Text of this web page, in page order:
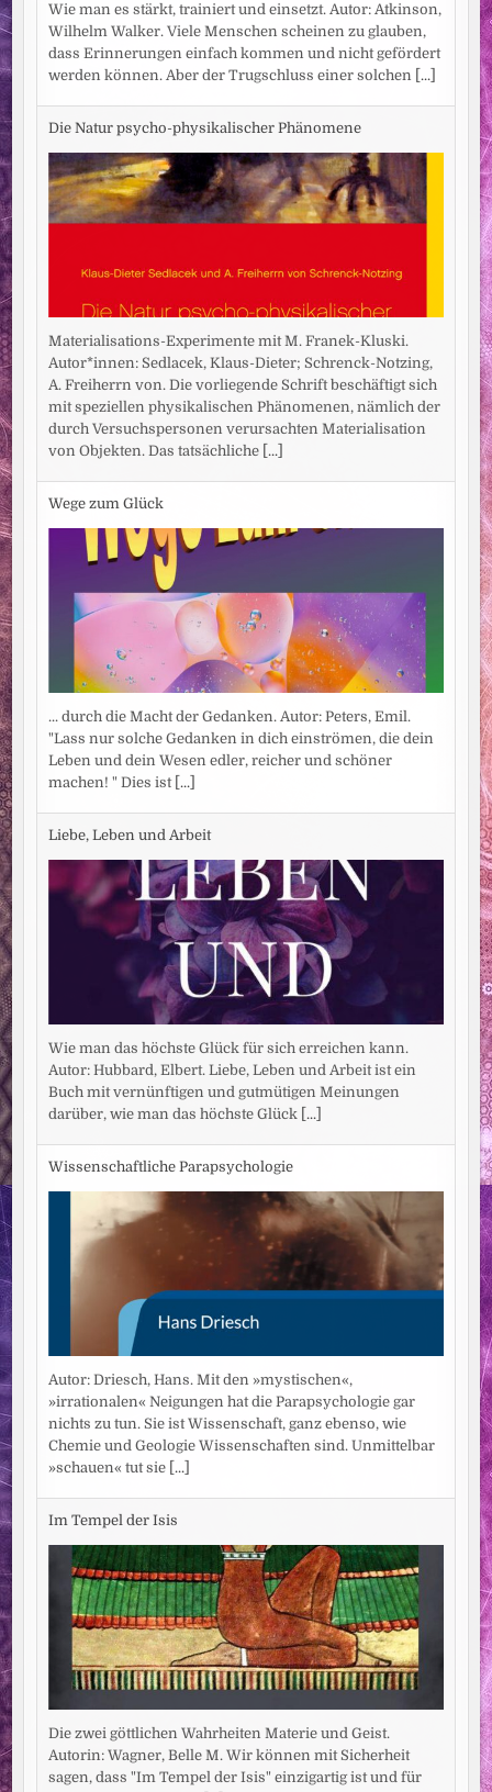
Wie man es stärkt, trainiert und einsetzt. Autor: Atkinson,
Wilhelm Walker. Viele Menschen scheinen zu glauben,
dass Erinnerungen einfach kommen und nicht gefördert
werden können. Aber der Trugschluss einer solchen [...]
Die Natur psycho-physikalischer Phänomene
Materialisations-Experimente mit M. Franek-Kluski.
Autor*innen: Sedlacek, Klaus-Dieter; Schrenck-Notzing,
A. Freiherrn von. Die vorliegende Schrift beschäftigt sich
mit speziellen physikalischen Phänomenen, nämlich der
durch Versuchspersonen verursachten Materialisation
von Objekten. Das tatsächliche [...]
Wege zum Glück
... durch die Macht der Gedanken. Autor: Peters, Emil.
"Lass nur solche Gedanken in dich einströmen, die dein
Leben und dein Wesen edler, reicher und schöner
machen! " Dies ist [...]
Liebe, Leben und Arbeit
Wie man das höchste Glück für sich erreichen kann.
Autor: Hubbard, Elbert. Liebe, Leben und Arbeit ist ein
Buch mit vernünftigen und gutmütigen Meinungen
darüber, wie man das höchste Glück [...]
Wissenschaftliche Parapsychologie
Autor: Driesch, Hans. Mit den »mystischen«,
»irrationalen« Neigungen hat die Parapsychologie gar
nichts zu tun. Sie ist Wissenschaft, ganz ebenso, wie
Chemie und Geologie Wissenschaften sind. Unmittelbar
»schauen« tut sie [...]
Im Tempel der Isis
Die zwei göttlichen Wahrheiten Materie und Geist.
Autorin: Wagner, Belle M. Wir können mit Sicherheit
sagen, dass "Im Tempel der Isis" einzigartig ist und für